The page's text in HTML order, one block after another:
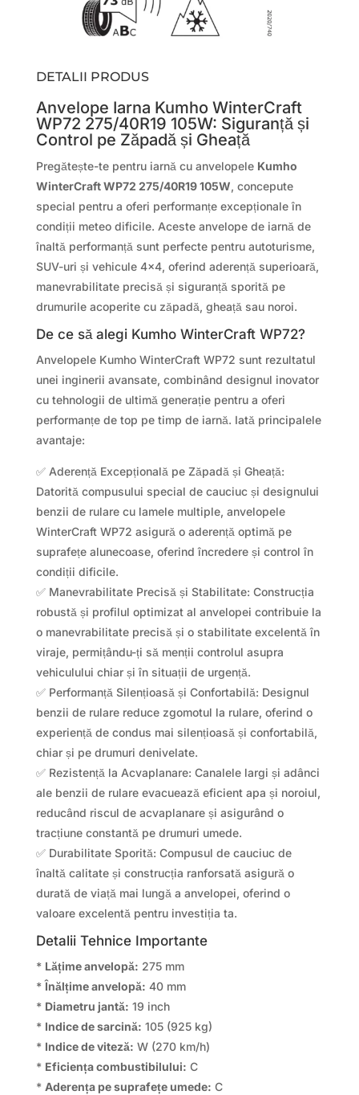
DETALII PRODUS
Anvelope Iarna Kumho WinterCraft
WP72 275/40R19 105W: Siguranță și
Control pe Zăpadă și Gheață
Pregătește-te pentru iarnă cu anvelopele Kumho
WinterCraft WP72 275/40R19 105W, concepute
special pentru a oferi performanțe excepționale în
condiții meteo dificile. Aceste anvelope de iarnă de
înaltă performanță sunt perfecte pentru autoturisme,
SUV-uri și vehicule 4×4, oferind aderență superioară,
manevrabilitate precisă și siguranță sporită pe
drumurile acoperite cu zăpadă, gheață sau noroi.
De ce să alegi Kumho WinterCraft WP72?
Anvelopele Kumho WinterCraft WP72 sunt rezultatul
unei inginerii avansate, combinând designul inovator
cu tehnologii de ultimă generație pentru a oferi
performanțe de top pe timp de iarnă. Iată principalele
avantaje:
✅ Aderență Excepțională pe Zăpadă și Gheață:
Datorită compusului special de cauciuc și designului
benzii de rulare cu lamele multiple, anvelopele
WinterCraft WP72 asigură o aderență optimă pe
suprafețe alunecoase, oferind încredere și control în
condiții dificile.
✅ Manevrabilitate Precisă și Stabilitate: Construcția
robustă și profilul optimizat al anvelopei contribuie la
o manevrabilitate precisă și o stabilitate excelentă în
viraje, permițându-ți să menții controlul asupra
vehiculului chiar și în situații de urgență.
✅ Performanță Silențioasă și Confortabilă: Designul
benzii de rulare reduce zgomotul la rulare, oferind o
experiență de condus mai silențioasă și confortabilă,
chiar și pe drumuri denivelate.
✅ Rezistență la Acvaplanare: Canalele largi și adânci
ale benzii de rulare evacuează eficient apa și noroiul,
reducând riscul de acvaplanare și asigurând o
tracțiune constantă pe drumuri umede.
✅ Durabilitate Sporită: Compusul de cauciuc de
înaltă calitate și construcția ranforsată asigură o
durată de viață mai lungă a anvelopei, oferind o
valoare excelentă pentru investiția ta.
Detalii Tehnice Importante
* Lățime anvelopă: 275 mm
*Înălțime anvelopă: 40 mm
* Diametru jantă: 19 inch
* Indice de sarcină: 105 (925 kg)
* Indice de viteză: W (270 km/h)
* Eficiența combustibilului: C
* Aderența pe suprafețe umede: C